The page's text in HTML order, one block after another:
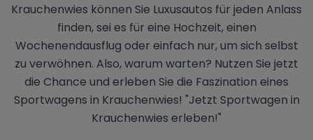
Krauchenwies können Sie Luxusautos für jeden Anlass
finden, sei es für eine Hochzeit, einen
Wochenendausflug oder einfach nur, um sich selbst
zu verwöhnen. Also, warum warten? Nutzen Sie jetzt
die Chance und erleben Sie die Faszination eines
Sportwagens in Krauchenwies! "Jetzt Sportwagen in
Krauchenwies erleben!"